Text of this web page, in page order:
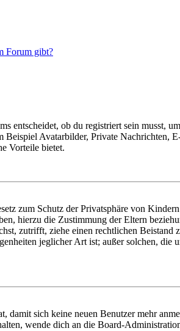
Forum gibt?
ob du registriert sein musst,
Avatarbilder, Private Nachrichten,
Vorteile bietet.
zum Schutz der Privatsphäre von
hierzu die Zustimmung der Eltern
zutrifft, ziehe einen rechtlichen
jeglicher Art ist; außer solchen,
sich keine neuen Benutzer mehr
wende dich an die Board-